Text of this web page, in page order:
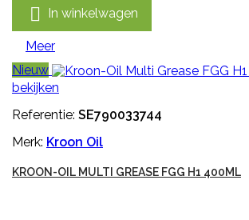
 In winkelwagen
Meer
Nieuw
bekijken
Referentie: SE790033744
Merk: Kroon Oil
KROON-OIL MULTI GREASE FGG H1 400ML